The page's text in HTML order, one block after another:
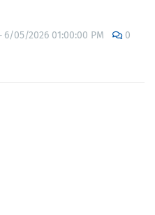
6/05/2026 01:00:00 PM 0